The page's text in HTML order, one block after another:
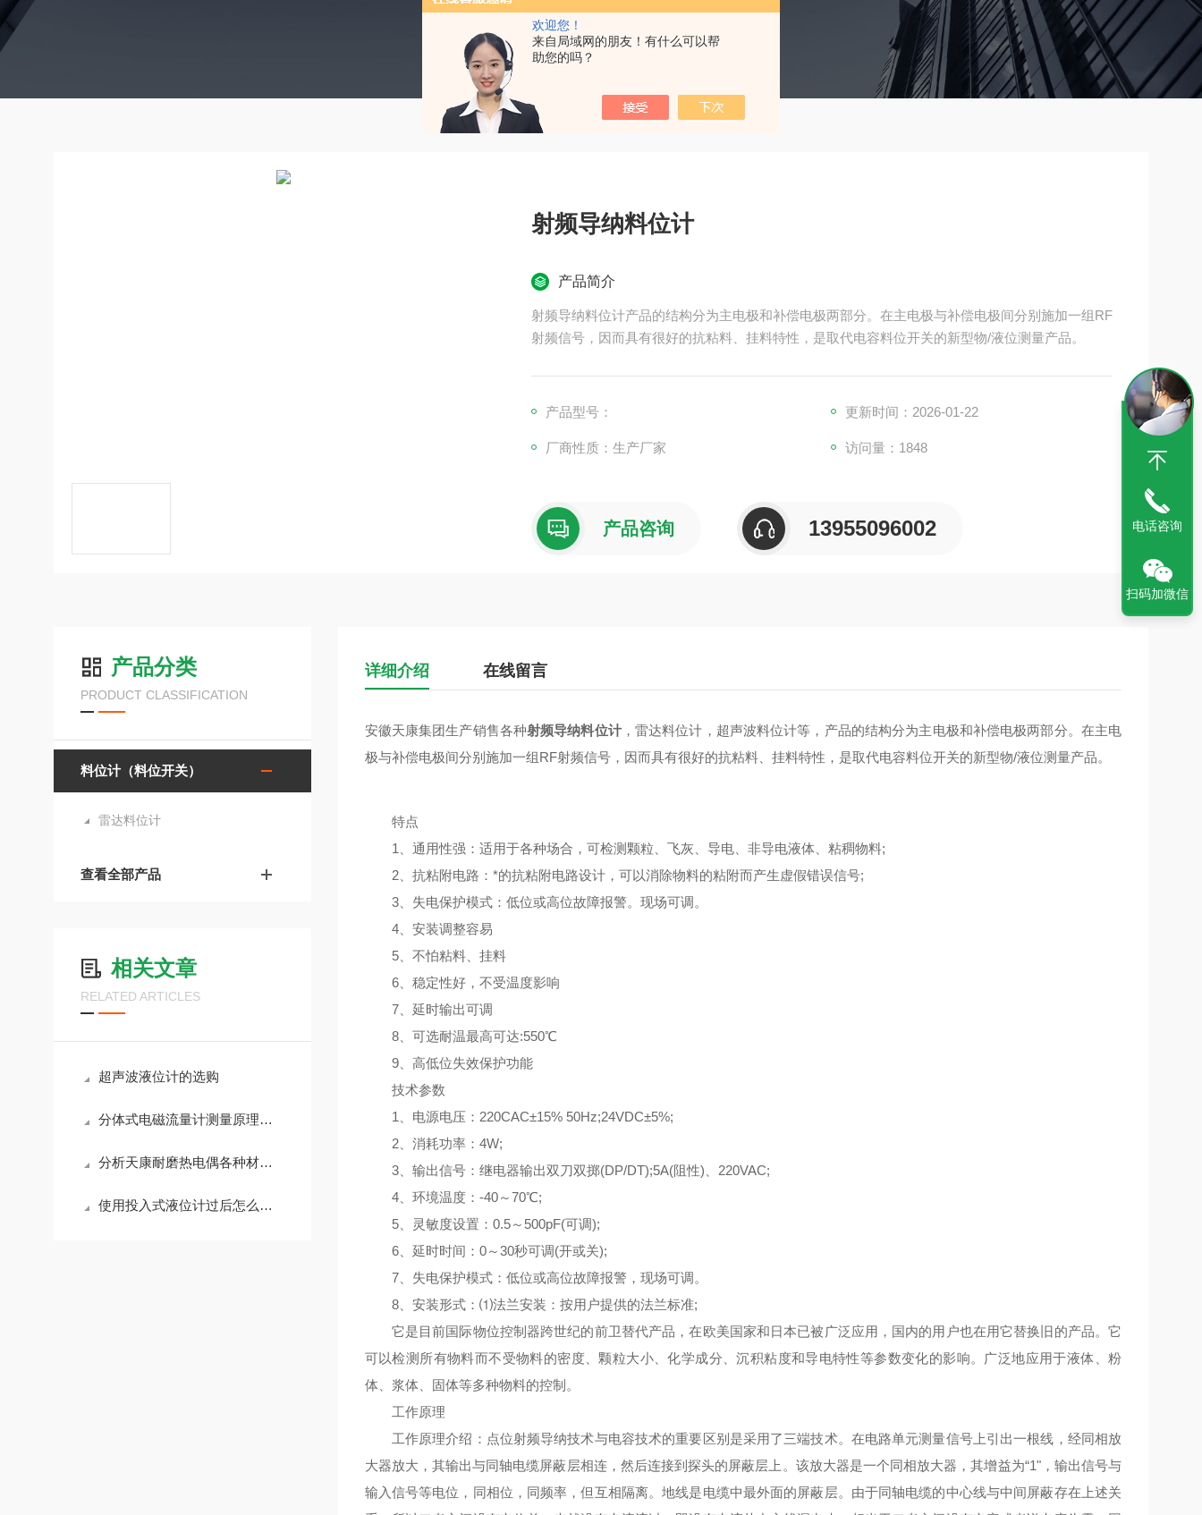
欢迎您！
来自局域网的朋友！有什么可以帮
助您的吗？
射频导纳料位计
产品简介
射频导纳料位计产品的结构分为主电极和补偿电极两部分。在主电极与补偿电极间分别施加一组RF
射频信号，因而具有很好的抗粘料、挂料特性，是取代电容料位开关的新型物/液位测量产品。
产品型号： 更新时间：2026-01-22
厂商性质：生产厂家 访问量：1848
产品咨询 13955096002
产品分类
PRODUCT CLASSIFICATION
料位计（料位开关）
雷达料位计
查看全部产品
相关文章
RELATED ARTICLES
超声波液位计的选购
分体式电磁流量计测量原理与安装方法
分析天康耐磨热电偶各种材质和特性
使用投入式液位计过后怎么维护？
详细介绍 在线留言
安徽天康集团生产销售各种射频导纳料位计，雷达料位计，超声波料位计等，产品的结构分为主电极和补偿电极两部分。在主电
极与补偿电极间分别施加一组RF射频信号，因而具有很好的抗粘料、挂料特性，是取代电容料位开关的新型物/液位测量产品。
特点
1、通用性强：适用于各种场合，可检测颗粒、飞灰、导电、非导电液体、粘稠物料;
2、抗粘附电路：*的抗粘附电路设计，可以消除物料的粘附而产生虚假错误信号;
3、失电保护模式：低位或高位故障报警。现场可调。
4、安装调整容易
5、不怕粘料、挂料
6、稳定性好，不受温度影响
7、延时输出可调
8、可选耐温最高可达:550℃
9、高低位失效保护功能
技术参数
1、电源电压：220CAC±15% 50Hz;24VDC±5%;
2、消耗功率：4W;
3、输出信号：继电器输出双刀双掷(DP/DT);5A(阻性)、220VAC;
4、环境温度：-40～70℃;
5、灵敏度设置：0.5～500pF(可调);
6、延时时间：0～30秒可调(开或关);
7、失电保护模式：低位或高位故障报警，现场可调。
8、安装形式：⑴法兰安装：按用户提供的法兰标准;
它是目前国际物位控制器跨世纪的前卫替代产品，在欧美国家和日本已被广泛应用，国内的用户也在用它替换旧的产品。它
可以检测所有物料而不受物料的密度、颗粒大小、化学成分、沉积粘度和导电特性等参数变化的影响。广泛地应用于液体、粉
体、浆体、固体等多种物料的控制。
工作原理
工作原理介绍：点位射频导纳技术与电容技术的重要区别是采用了三端技术。在电路单元测量信号上引出一根线，经同相放
大器放大，其输出与同轴电缆屏蔽层相连，然后连接到探头的屏蔽层上。该放大器是一个同相放大器，其增益为“1"，输出信号与
输入信号等电位，同相位，同频率，但互相隔离。地线是电缆中最外面的屏蔽层。由于同轴电缆的中心线与中间屏蔽存在上述关
电话咨询
扫码加微信